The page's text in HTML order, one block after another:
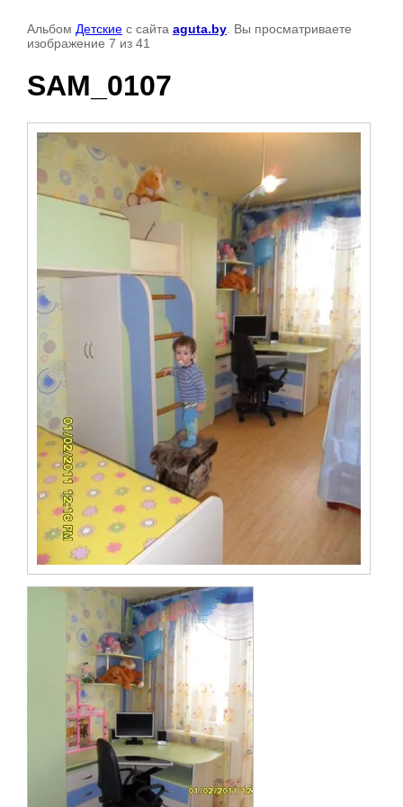
Альбом Детские с сайта aguta.by . Вы просматриваете
изображение 7 из 41
SAM_0107